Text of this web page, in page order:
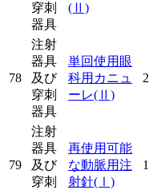
穿刺
器具
(Ⅱ)
78
注射
器具
及び
穿刺
器具
単回使用眼
科用カニュ
ーレ(Ⅱ)
2
79
注射
器具
及び
穿刺
再使用可能
な動脈用注
射針(Ⅰ)
1